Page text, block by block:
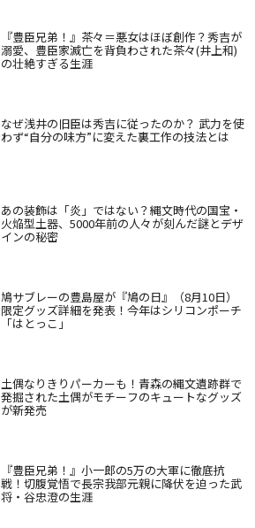
『豊臣兄弟！』茶々＝悪女はほぼ創作？秀吉が
溺愛、豊臣家滅亡を背負わされた茶々(井上和)
の壮絶すぎる生涯
なぜ浅井の旧臣は秀吉に従ったのか？ 武力を使
わず“自分の味方”に変えた裏工作の技法とは
あの装飾は「炎」ではない？縄文時代の国宝・
火焔型土器、5000年前の人々が刻んだ謎とデザ
インの秘密
鳩サブレーの豊島屋が『鳩の日』（8月10日）
限定グッズ詳細を発表！今年はシリコンポーチ
「はとっこ」
土偶なりきりパーカーも！青森の縄文遺跡群で
発掘された土偶がモチーフのキュートなグッズ
が新発売
『豊臣兄弟！』小一郎の5万の大軍に徹底抗
戦！切腹覚悟で長宗我部元親に降伏を迫った武
将・谷忠澄の生涯